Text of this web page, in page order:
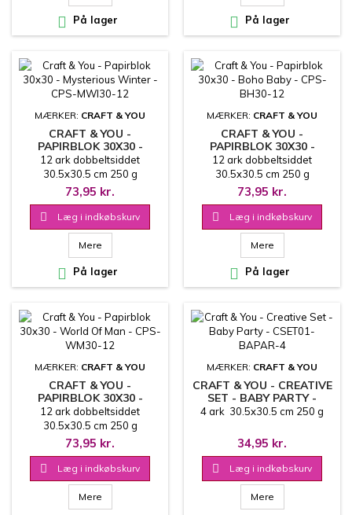
 På lager  På lager
MÆRKER: CRAFT & YOU
CRAFT & YOU -
PAPIRBLOK 30X30 -
MYSTERIOUS WINTER -
CPS-MWI30-12
12 ark dobbeltsiddet
30.5x30.5 cm 250 g
73,95 kr.
 Læg i indkøbskurv
Mere
 På lager
MÆRKER: CRAFT & YOU
CRAFT & YOU -
PAPIRBLOK 30X30 -
BOHO BABY - CPS-BH30-
12
12 ark dobbeltsiddet
30.5x30.5 cm 250 g
73,95 kr.
 Læg i indkøbskurv
Mere
 På lager
MÆRKER: CRAFT & YOU
CRAFT & YOU -
PAPIRBLOK 30X30 -
WORLD OF MAN - CPS-
WM30-12
12 ark dobbeltsiddet
30.5x30.5 cm 250 g
73,95 kr.
 Læg i indkøbskurv
Mere
MÆRKER: CRAFT & YOU
CRAFT & YOU - CREATIVE
SET - BABY PARTY -
CSET01-BAPAR-4
4 ark 30.5x30.5 cm 250 g
34,95 kr.
 Læg i indkøbskurv
Mere